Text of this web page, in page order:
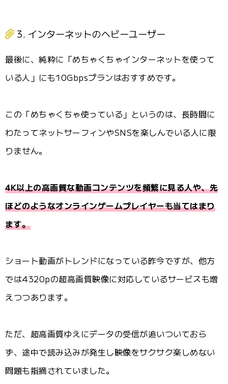
3. インターネットのヘビーユーザー
最後に、純粋に「めちゃくちゃインターネットを使って
いる人」にも10Gbpsプランはおすすめです。
この「めちゃくちゃ使っている」というのは、長時間に
わたってネットサーフィンやSNSを楽しんでいる人に限
りません。
4K以上の高画質な動画コンテンツを頻繁に見る人や、先
ほどのようなオンラインゲームプレイヤーも当てはまり
ます。
ショート動画がトレンドになっている昨今ですが、他方
では4320pの超高画質映像に対応しているサービスも増
えつつあります。
ただ、超高画質ゆえにデータの受信が追いついておら
ず、途中で読み込みが発生し映像をサクサク楽しめない
問題も指摘されていました。